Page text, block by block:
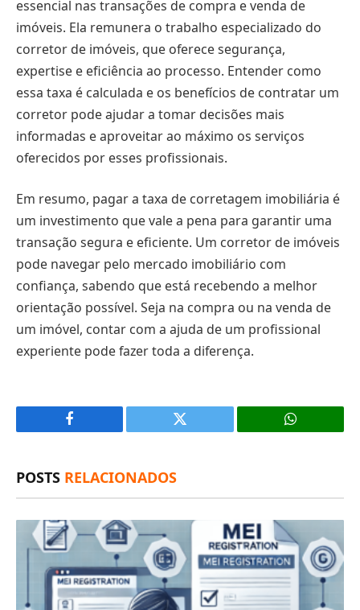
essencial nas transações de compra e venda de
imóveis. Ela remunera o trabalho especializado do
corretor de imóveis, que oferece segurança,
expertise e eficiência ao processo. Entender como
essa taxa é calculada e os benefícios de contratar um
corretor pode ajudar a tomar decisões mais
informadas e aproveitar ao máximo os serviços
oferecidos por esses profissionais.
Em resumo, pagar a taxa de corretagem imobiliária é
um investimento que vale a pena para garantir uma
transação segura e eficiente. Um corretor de imóveis
pode navegar pelo mercado imobiliário com
confiança, sabendo que está recebendo a melhor
orientação possível. Seja na compra ou na venda de
um imóvel, contar com a ajuda de um profissional
experiente pode fazer toda a diferença.
Facebook
X
POSTS RELACIONADOS